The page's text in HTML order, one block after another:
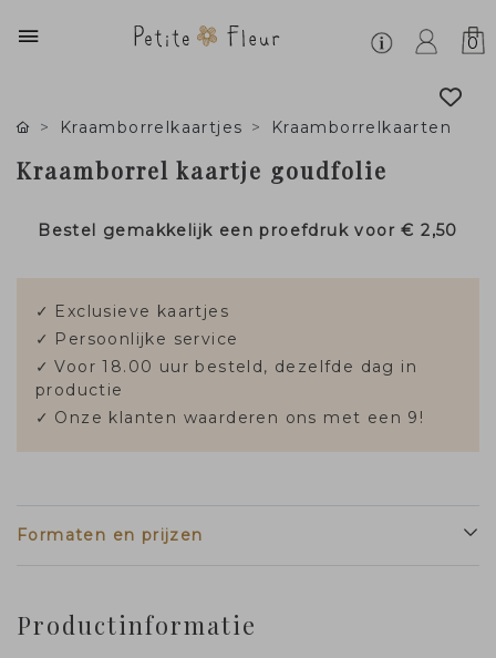
0
Kraamborrelkaartjes Kraamborrelkaarten
Kraamborrel kaartje goudfolie
Bestel gemakkelijk een proefdruk voor€ 2,50
✓ Exclusieve kaartjes
✓ Persoonlijke service
✓ Voor 18.00 uur besteld, dezelfde dag in
productie
✓ Onze klanten waarderen ons met een 9!
Formaten en prijzen
Productinformatie